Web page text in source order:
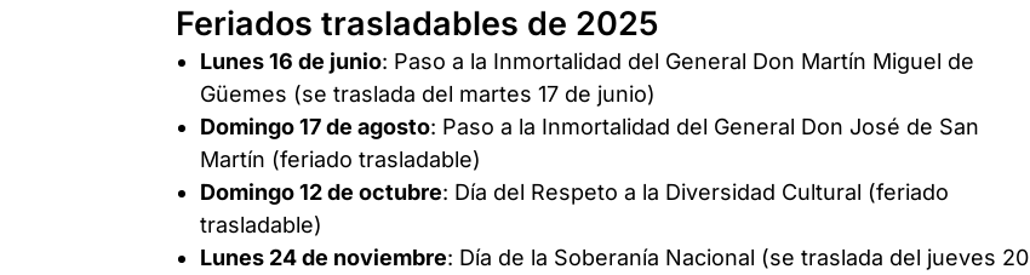
Feriados trasladables de 2025
Lunes 16 de junio: Paso a la Inmortalidad del General Don Martín Miguel de
Güemes (se traslada del martes 17 de junio)
Domingo 17 de agosto: Paso a la Inmortalidad del General Don José de San
Martín (feriado trasladable)
Domingo 12 de octubre: Día del Respeto a la Diversidad Cultural (feriado
trasladable)
Lunes 24 de noviembre: Día de la Soberanía Nacional (se traslada del jueves 20